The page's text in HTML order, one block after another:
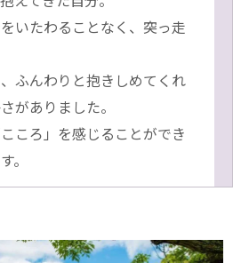
いたわることなく、突っ走
ふんわりと抱きしめてくれ
がありました。
ころ」を感じることができ
。